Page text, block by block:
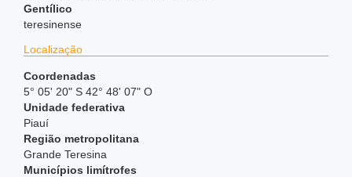
Gentílico
teresinense
Localização
Coordenadas
5° 05' 20" S 42° 48' 07" O
Unidade federativa
Piauí
Região metropolitana
Grande Teresina
Municípios limítrofes